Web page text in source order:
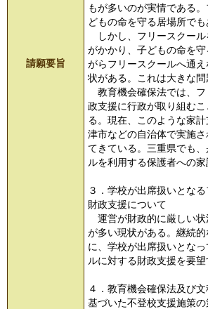
請願要旨
もが多いのが実情である
どもの命を守る居場所でも
しかし、フリースクール
がかかり、子どもの命を
がらフリースクールへ通
状がある。これは大きな問
教育機会確保法では、フ
政支援に行政が取り組む
る。現在、このような家
津市などの自治体で実施
てきている。三重県でも
ルを利用する保護者への家
３．学校が出席扱いとな
財政支援について
運営が財政的に厳しい状
が多い現状がある。継続
に、学校が出席扱いとな
ルに対する財政支援を要望
４．教育機会確保法及び
基づいた不登校支援施策